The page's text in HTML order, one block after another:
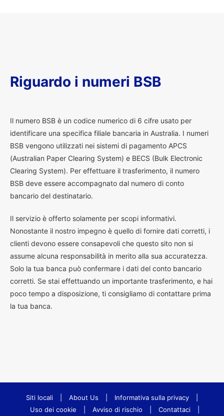
Riguardo i numeri BSB
Il numero BSB è un codice numerico di 6 cifre usato per
identificare una specifica filiale bancaria in Australia. I numeri
BSB vengono utilizzati nei sistemi di pagamento APCS
(Australian Paper Clearing System) e BECS (Bulk Electronic
Clearing System). Per effettuare il trasferimento, il numero
BSB deve essere accompagnato dal numero di conto
bancario del destinatario.
Il servizio è offerto solamente per scopi informativi.
Nonostante il nostro impegno è quello di fornire dati corretti, i
clienti devono essere consapevoli che questo sito non si
assume alcuna responsabilità in merito alla sua accuratezza.
Solo la tua banca può confermare i dati del conto bancario
corretti. Se stai effettuando un importante trasferimento, e hai
poco tempo a disposizione, ti consigliamo di contattare prima
la tua banca.
Siti locali About Us Informativa sulla privacy
Uso dei cookie
Avviso di rischio Contattaci